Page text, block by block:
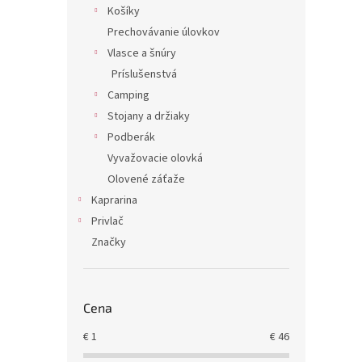
Košíky
Prechovávanie úlovkov
Vlasce a šnúry
Príslušenstvá
Camping
Stojany a držiaky
Podberák
Vyvažovacie olovká
Olovené záťaže
Kaprarina
Privlač
Značky
Cena
€1 €46